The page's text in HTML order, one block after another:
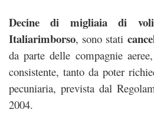
Decine di migliaia di voli
Italiarimborso, sono stati
da parte delle compagnie
consistente, tanto da poter
pecuniaria, prevista dal
2004.